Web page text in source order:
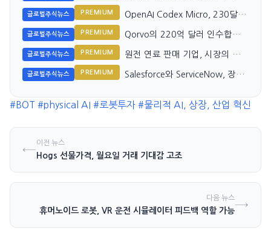
글로벌주식뉴스 PREMIUM
OpenAI Codex Micro, 230달러
글로벌주식뉴스 PREMIUM
Qorvo의 220억 달러 인수합병,
글로벌주식뉴스 PREMIUM
원전 연료 판매 기업, 시장의 기
글로벌주식뉴스 PREMIUM
Salesforce와 ServiceNow, 장기
#BOT #physical AI #로봇투자 #물리적 AI, 상장, 산업 혁신
←이전 뉴스
Hogs 선물가격, 월요일 거래 기대감 고조
다음 뉴스
휴머노이드 로봇, VR 운전 시뮬레이터 피드백 역할 가능→